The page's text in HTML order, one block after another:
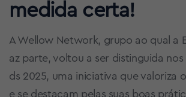
medida certa!
A Wellow Network, grupo ao qual a
az parte, voltou a ser distinguida nos
ds 2025, uma iniciativa que valoriza
e se destacam pelas suas boas